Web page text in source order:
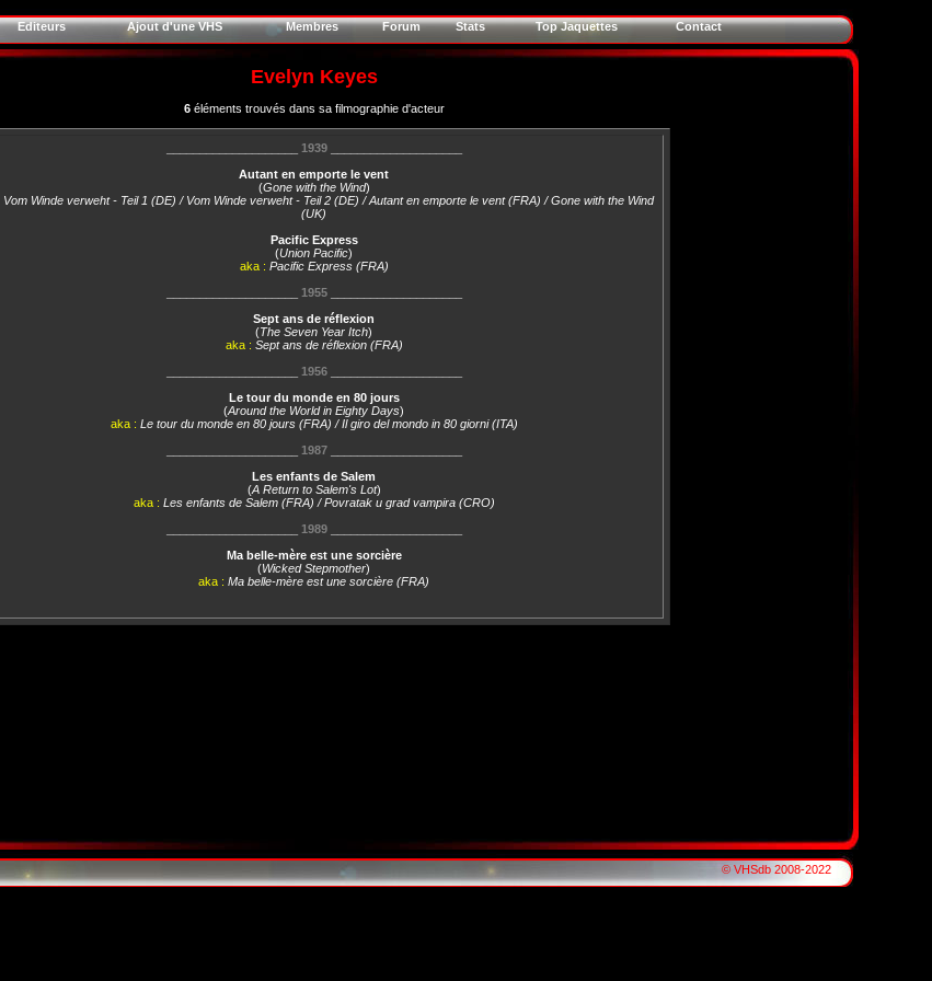
Editeurs Ajout d'une VHS Membres Forum Stats Top Jaquettes Contact
Evelyn Keyes
6éléments trouvés dans sa filmographie d'acteur
1939____________________
Autant en emporte le vent
(Gone with the Wind)
Vom Winde verweht - Teil 1 (DE) / Vom Winde verweht - Teil 2 (DE) / Autant en emporte le vent (FRA) / Gone with the Wind
(UK)
Pacific Express
(Union Pacific)
aka : Pacific Express (FRA)
1955____________________
Sept ans de réflexion
(The Seven Year Itch)
aka : Sept ans de réflexion (FRA)
1956____________________
Le tour du monde en 80 jours
(Around the World in Eighty Days)
aka : Le tour du monde en 80 jours (FRA) / Il giro del mondo in 80 giorni (ITA)
1987____________________
Les enfants de Salem
(A Return to Salem's Lot)
aka : Les enfants de Salem (FRA) / Povratak u grad vampira (CRO)
1989____________________
Ma belle-mère est une sorcière
(Wicked Stepmother)
aka : Ma belle-mère est une sorcière (FRA)
© VHSdb 2008-2022